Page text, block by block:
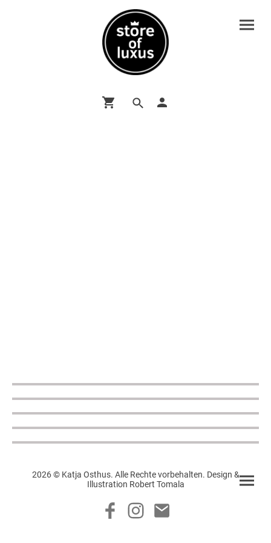
2026 © Katja Osthus. Alle Rechte vorbehalten. Design &
Illustration Robert Tomala